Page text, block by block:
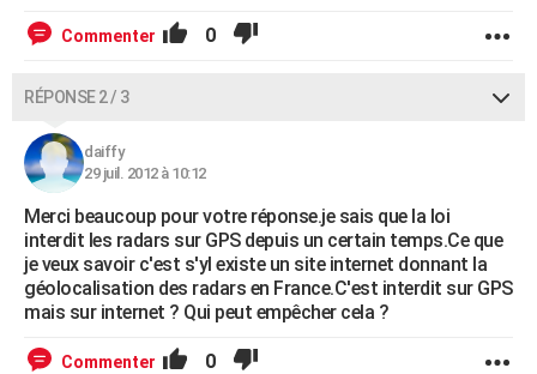
Commenter 0
RÉPONSE 2 / 3
daiffy
29 juil. 2012 à 10:12
Merci beaucoup pour votre réponse.je sais que la loi
interdit les radars sur GPS depuis un certain temps.Ce que
je veux savoir c'est s'yl existe un site internet donnant la
géolocalisation des radars en France.C'est interdit sur GPS
mais sur internet ? Qui peut empêcher cela ?
Commenter 0